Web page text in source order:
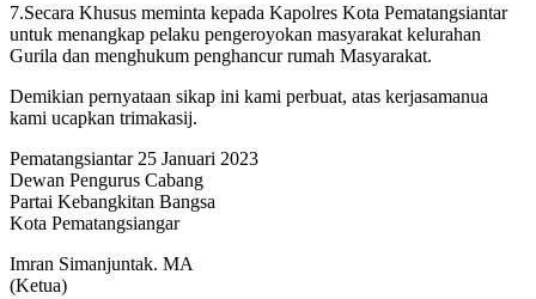
7.Secara Khusus meminta kepada Kapolres Kota Pematangsiantar
untuk menangkap pelaku pengeroyokan masyarakat kelurahan
Gurila dan menghukum penghancur rumah Masyarakat.
Demikian pernyataan sikap ini kami perbuat, atas kerjasamanua
kami ucapkan trimakasij.
Pematangsiantar 25 Januari 2023
Dewan Pengurus Cabang
Partai Kebangkitan Bangsa
Kota Pematangsiangar
Imran Simanjuntak. MA
(Ketua)